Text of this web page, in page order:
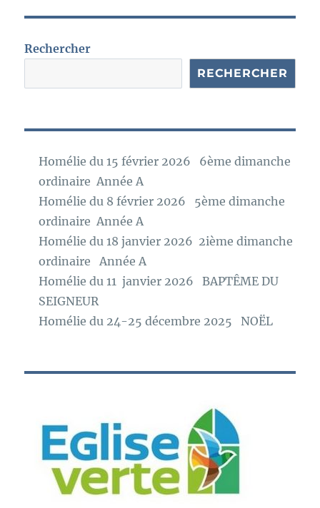
i
e
Rechercher
RECHERCHER
Homélie du 15 février 2026 6ème dimanche
ordinaire Année A
Homélie du 8 février 2026 5ème dimanche
ordinaire Année A
Homélie du 18 janvier 2026 2ième dimanche
ordinaire Année A
Homélie du 11 janvier 2026 BAPTÊME DU
SEIGNEUR
Homélie du 24-25 décembre 2025 NOËL